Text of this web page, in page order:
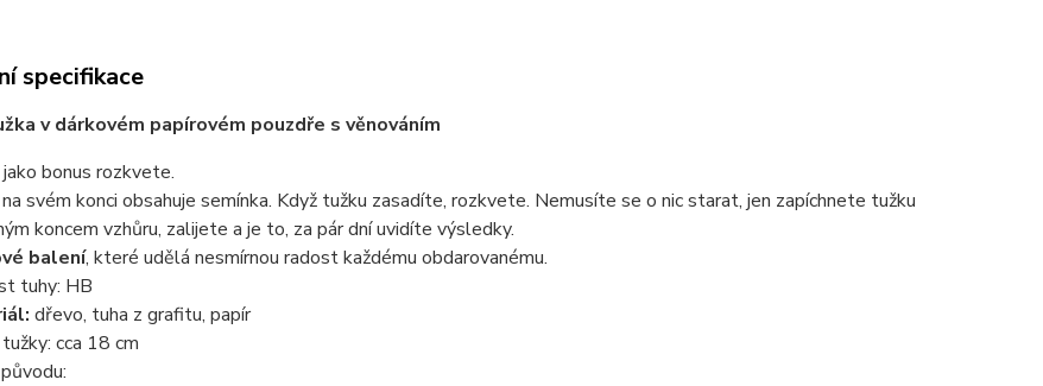
specifikace
v dárkovém papírovém pouzdře s věnováním
bonus rozkvete.
svém konci obsahuje semínka. Když tužku zasadíte, rozkvete. Nemusíte se o nic starat, jen zapíchnete tužku
koncem vzhůru, zalijete a je to, za pár dní uvidíte výsledky.
balení, které udělá nesmírnou radost každému obdarovanému.
tuhy: HB
dřevo, tuha z grafitu, papír
cca 18 cm